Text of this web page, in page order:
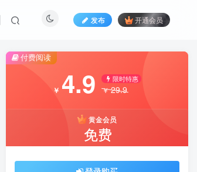
发布 开通会员
付费阅读
￥ 4.9 限时特惠
￥29.9
黄金会员
免费